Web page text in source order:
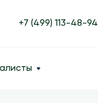
+7 (499) 113-48-94